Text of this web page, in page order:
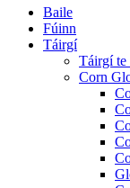
Baile
Fúinn
Táirgí
Táirgí
Corn